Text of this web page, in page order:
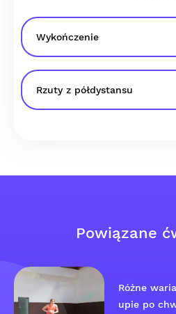
Wykończenie
Rzuty z półdystansu
Powiązane
Różne
upie po